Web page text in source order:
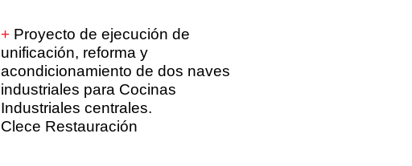
+ Proyecto de ejecución de
unificación, reforma y
acondicionamiento de dos naves
industriales para Cocinas
Industriales centrales.
Clece Restauración